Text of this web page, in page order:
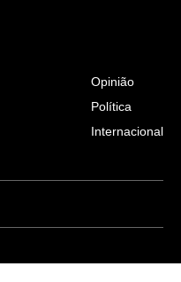
Opinião
Política
Internacional